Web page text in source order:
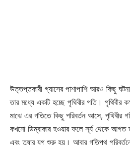
উত্তপ্তকারী গ্যাসের পাশাপাশি আরও কিছু
তার মধ্যে একটি হচ্ছে পৃথিবীর গতি। পৃথিবীর
মাঝে এর গতিতে কিছু পরিবর্তন আসে, পৃথিবীর
কখনো ডিম্বাকার হওয়ার ফলে সূর্য থেকে আগত
এবং তুষার যুগ শুরু হয়। আবার গতিপথ